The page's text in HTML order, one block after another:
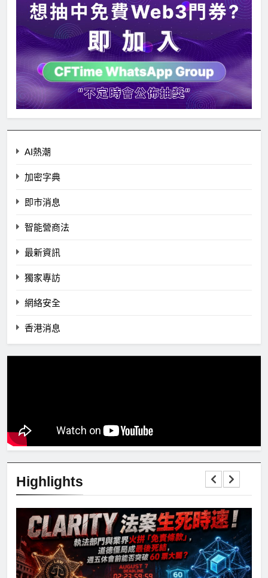
AI熱潮
加密字典
即市消息
智能營商法
最新資訊
獨家專訪
網絡安全
香港消息
Highlights